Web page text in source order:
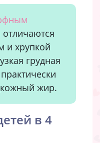
отличаются
и хрупкой
грудная
жир.
в 4